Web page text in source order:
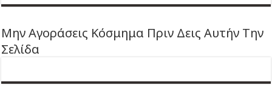
Μην Αγοράσεις Κόσμημα Πριν Δεις Αυτήν Την
Σελίδα